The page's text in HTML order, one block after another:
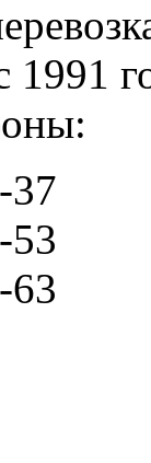
1991
37
53
63